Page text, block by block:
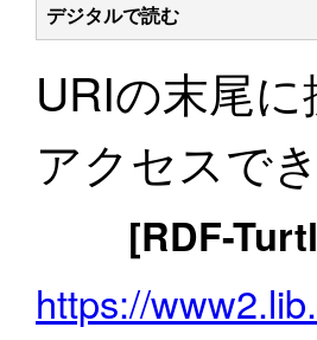
デジタルで読む
URIの末尾
アクセスでき
[RDF-
https://